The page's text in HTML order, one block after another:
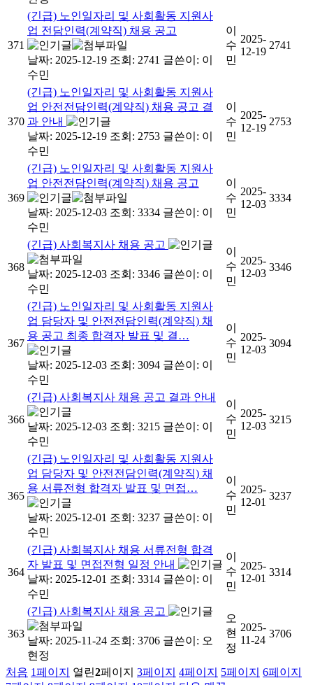
371
(긴급) 노인일자리 및 사회활동 지원사
업 전담인력(계약직) 채용 공고
날짜: 2025-12-19 조회: 2741 글쓴이: 이
수민
이
수
민
2025-
12-19
2741
370
(긴급) 노인일자리 및 사회활동 지원사
업 안전전담인력(계약직) 채용 공고 결
과 안내
날짜: 2025-12-19 조회: 2753 글쓴이: 이
수민
이
수
민
2025-
12-19
2753
369
(긴급) 노인일자리 및 사회활동 지원사
업 안전전담인력(계약직) 채용 공고
날짜: 2025-12-03 조회: 3334 글쓴이: 이
수민
이
수
민
2025-
12-03
3334
368
(긴급) 사회복지사 채용 공고
날짜: 2025-12-03 조회: 3346 글쓴이: 이
수민
이
수
민
2025-
12-03
3346
367
(긴급) 노인일자리 및 사회활동 지원사
업 담당자 및 안전전담인력(계약직) 채
용 공고 최종 합격자 발표 및 결…
날짜: 2025-12-03 조회: 3094 글쓴이: 이
수민
이
수
민
2025-
12-03
3094
366
(긴급) 사회복지사 채용 공고 결과 안내
날짜: 2025-12-03 조회: 3215 글쓴이: 이
수민
이
수
민
2025-
12-03
3215
365
(긴급) 노인일자리 및 사회활동 지원사
업 담당자 및 안전전담인력(계약직) 채
용 서류전형 합격자 발표 및 면접…
날짜: 2025-12-01 조회: 3237 글쓴이: 이
수민
이
수
민
2025-
12-01
3237
364
(긴급) 사회복지사 채용 서류전형 합격
자 발표 및 면접전형 일정 안내
날짜: 2025-12-01 조회: 3314 글쓴이: 이
수민
이
수
민
2025-
12-01
3314
363
(긴급) 사회복지사 채용 공고
날짜: 2025-11-24 조회: 3706 글쓴이: 오
현정
오
현
정
2025-
11-24
3706
처음 1페이지 열린2페이지 3페이지 4페이지 5페이지 6페이지